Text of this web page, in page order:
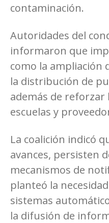
contaminación.
Autoridades del
informaron que
como la ampliación
la distribución de
además de reforzar
escuelas y
La coalición indicó
avances, persisten
mecanismos de
planteó la
sistemas
la difusión de